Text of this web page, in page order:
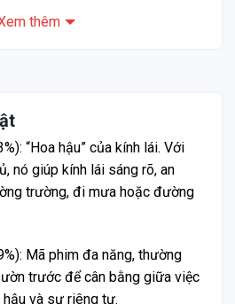
thêm
“Hoa hậu” của kính lái. Với
nó giúp kính lái sáng rõ, an
trường, đi mưa hoặc đường
Mã phim đa năng, thường
trước để cân bằng giữa việc
và sự riêng tư.